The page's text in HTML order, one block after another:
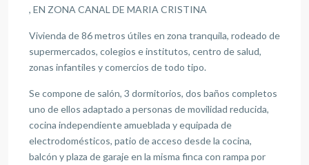
, EN ZONA CANAL DE MARIA CRISTINA
Vivienda de 86 metros útiles en zona tranquila, rodeado de
supermercados, colegios e institutos, centro de salud,
zonas infantiles y comercios de todo tipo.
Se compone de salón, 3 dormitorios, dos baños completos
uno de ellos adaptado a personas de movilidad reducida,
cocina independiente amueblada y equipada de
electrodomésticos, patio de acceso desde la cocina,
balcón y plaza de garaje en la misma finca con rampa por